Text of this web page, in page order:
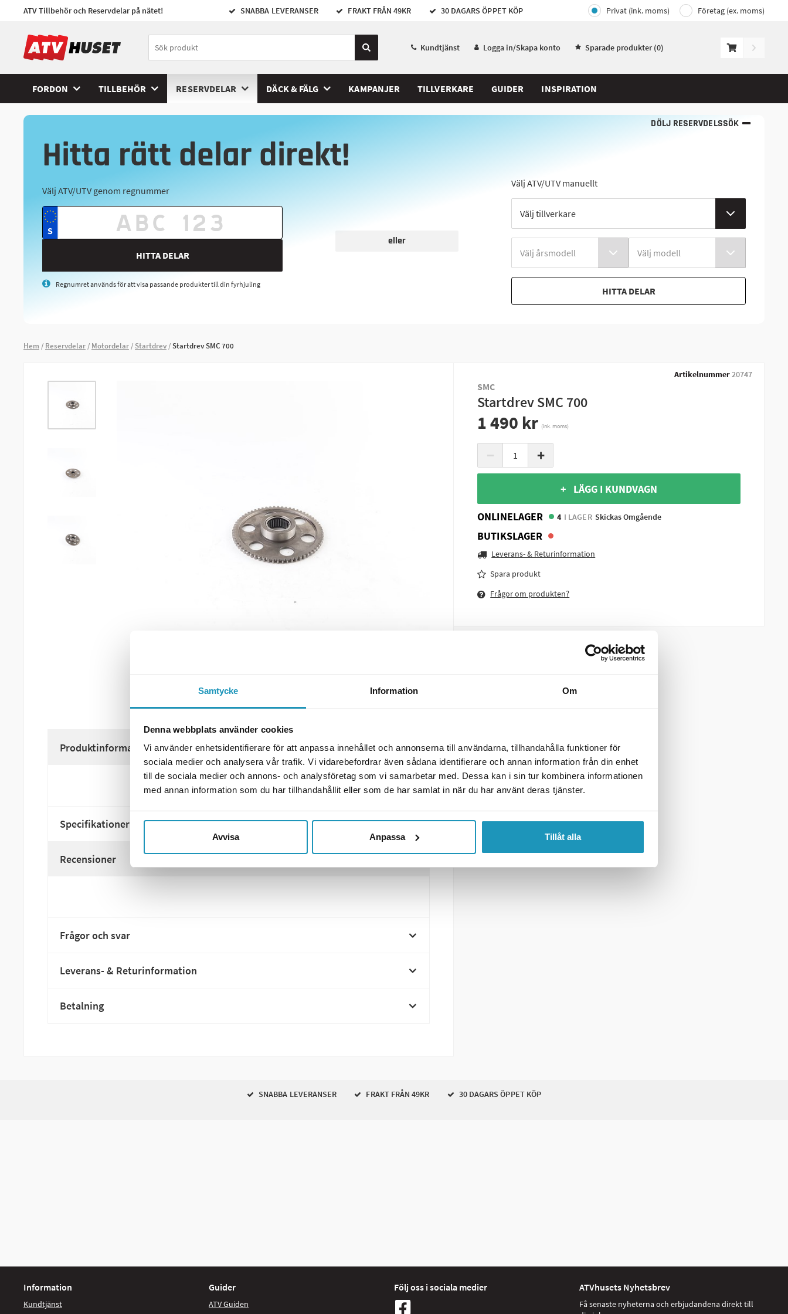
Samtycke Information Om
Denna webbplats använder cookies
Vi använder enhetsidentifierare för att anpassa innehållet och annonserna till användarna, tillhandahålla funktioner för
sociala medier och analysera vår trafik. Vi vidarebefordrar även sådana identifierare och annan information från din enhet
till de sociala medier och annons- och analysföretag som vi samarbetar med. Dessa kan i sin tur kombinera informationen
med annan information som du har tillhandahållit eller som de har samlat in när du har använt deras tjänster.
Avvisa Anpassa Tillåt alla
ATV Tillbehör och Reservdelar på nätet! SNABBA LEVERANSER FRAKT FRÅN 49KR 30 DAGARS ÖPPET KÖP Privat (ink. moms) Företag (ex. moms)
Kundtjänst Logga in/Skapa konto Sparade produkter (0)
FORDON TILLBEHÖR RESERVDELAR DÄCK & FÄLG KAMPANJER TILLVERKARE GUIDER INSPIRATION
DÖLJ RESERVDELSSÖK
Hitta rätt delar direkt!
Välj ATV/UTV genom regnummer
HITTA DELAR
Regnumret används för att visa passande produkter till din fyrhjuling
eller
Välj ATV/UTV manuellt
HITTA DELAR
Hem Reservdelar Motordelar Startdrev Startdrev SMC 700
Artikelnummer20747
SMC
Startdrev SMC 700
1 490 kr (ink. moms)
− +
+ LÄGG I KUNDVAGN
ONLINELAGER 4 I LAGER Skickas Omgående
BUTIKSLAGER
Leverans- & Returinformation
Spara produkt
Frågor om produkten?
Produktinformation
Specifikationer
Recensioner
Frågor och svar
Leverans- & Returinformation
Betalning
SNABBA LEVERANSER FRAKT FRÅN 49KR 30 DAGARS ÖPPET KÖP
Information
Kundtjänst
Guider
ATV Guiden
Följ oss i sociala medier ATVhusets Nyhetsbrev
Få senaste nyheterna och erbjudandena direkt till